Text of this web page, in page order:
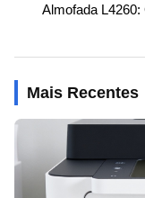
Almofada
Mais Recentes